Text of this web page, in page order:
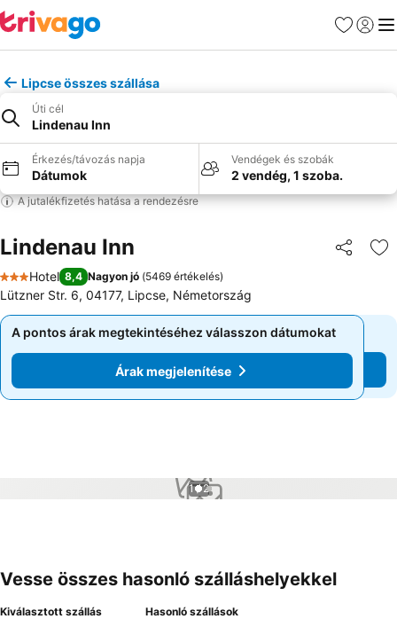
Kedvencek
Lipcse összes szállása
Úti cél
Lindenau Inn
Érkezés/távozás napja
Dátumok
Vendégek és szobák
2 vendég, 1 szoba.
A jutalékfizetés hatása a rendezésre
Lindenau Inn
3 Kategória
Hotel 8,4 Nagyon jó (5469 értékelés)
Lützner Str. 6, 04177, Lipcse, Németország
A pontos árak megtekintéséhez válasszon dátumokat
Árak megjelenítése
A pontos árak megtekintéséhez válasszon dátumokat
Árak megjelenítése
1 / 2
Vesse összes hasonló szálláshelyekkel
Kiválasztott szállás Hasonló szállások